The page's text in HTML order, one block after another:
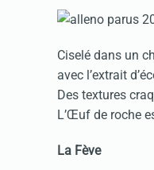
Ciselé dans un
avec l’extrait
Des textures
L’Œuf de roche
La Fève